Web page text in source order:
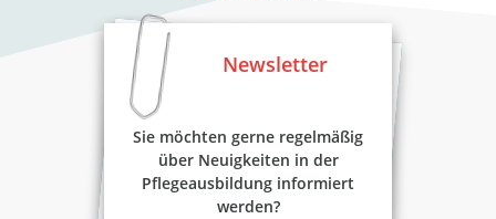
Newsletter
Sie möchten gerne regelmäßig
über Neuigkeiten in der
Pflegeausbildung informiert
werden?